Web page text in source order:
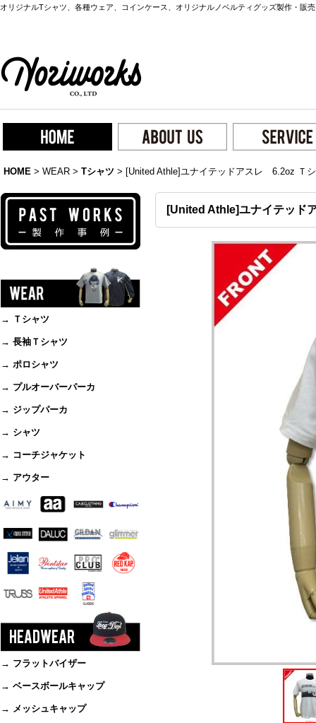
オリジナルTシャツ、各種ウェア、コインケース、オリジナルノベルティグッズ製作・販
HOME > WEAR > Tシャツ > [United Athle]ユナイテッドアスレ 6.2oz Ｔ
→ Ｔシャツ
→ 長袖Ｔシャツ
→ ポロシャツ
→ プルオーバーパーカ
→ ジップパーカ
→ シャツ
→ コーチジャケット
→ アウター
→ フラットバイザー
→ ベースボールキャップ
→ メッシュキャップ
[United Athle]ユナイテッ